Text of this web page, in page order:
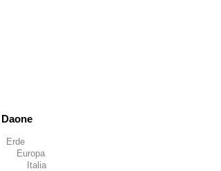
Daone
Erde
Europa
Italia